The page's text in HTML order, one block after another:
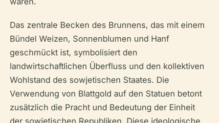
Das zentrale Becken des Brunnens, das mit einem
Bündel Weizen, Sonnenblumen und Hanf
geschmückt ist, symbolisiert den
landwirtschaftlichen Überfluss und den kollektiven
Wohlstand des sowjetischen Staates. Die
Verwendung von Blattgold auf den Statuen betont
zusätzlich die Pracht und Bedeutung der Einheit
der sowjetischen Republiken. Diese ideologische